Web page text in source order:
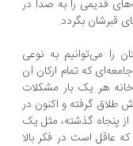
قدیمی را به صدا در
قبرشان بگردد.
را می‌توانیم به نوعی
که تمام ارکان آن
هر یک بار مشکلات
طلاق گرفته و اکنون در
پنجاه گذشته، مثل یک
عاقل است در فکر بالا